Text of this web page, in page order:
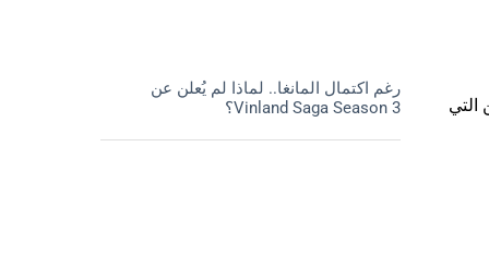
التي
رغم اكتمال المانغا.. لماذا لم يُعلن عن
Vinland Saga Season 3؟